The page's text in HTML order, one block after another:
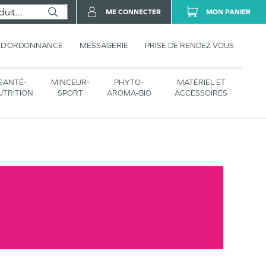
MESSAGERIE PRISE DE RENDEZ-VOUS
MINCEUR-
SPORT
PHYTO-
AROMA-BIO
MATÉRIEL ET
ACCESSOIRES
ME CONNECTER MON PANIER